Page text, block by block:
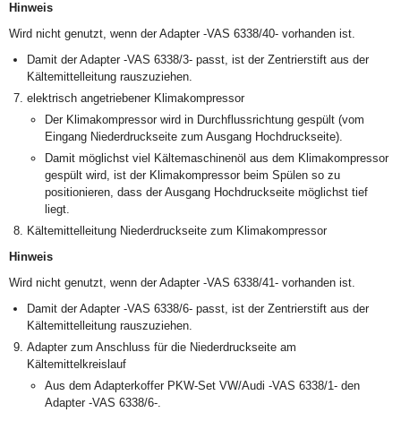
Hinweis
Wird nicht genutzt, wenn der Adapter -VAS 6338/40- vorhanden ist.
Damit der Adapter -VAS 6338/3- passt, ist der Zentrierstift aus der
Kältemittelleitung rauszuziehen.
elektrisch angetriebener Klimakompressor
Der Klimakompressor wird in Durchflussrichtung gespült (vom
Eingang Niederdruckseite zum Ausgang Hochdruckseite).
Damit möglichst viel Kältemaschinenöl aus dem Klimakompressor
gespült wird, ist der Klimakompressor beim Spülen so zu
positionieren, dass der Ausgang Hochdruckseite möglichst tief
liegt.
Kältemittelleitung Niederdruckseite zum Klimakompressor
Hinweis
Wird nicht genutzt, wenn der Adapter -VAS 6338/41- vorhanden ist.
Damit der Adapter -VAS 6338/6- passt, ist der Zentrierstift aus der
Kältemittelleitung rauszuziehen.
Adapter zum Anschluss für die Niederdruckseite am
Kältemittelkreislauf
Aus dem Adapterkoffer PKW-Set VW/Audi -VAS 6338/1- den
Adapter -VAS 6338/6-.